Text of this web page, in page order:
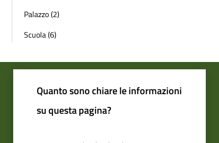
Palazzo (2)
Scuola (6)
Quanto sono chiare le informazioni
su questa pagina?